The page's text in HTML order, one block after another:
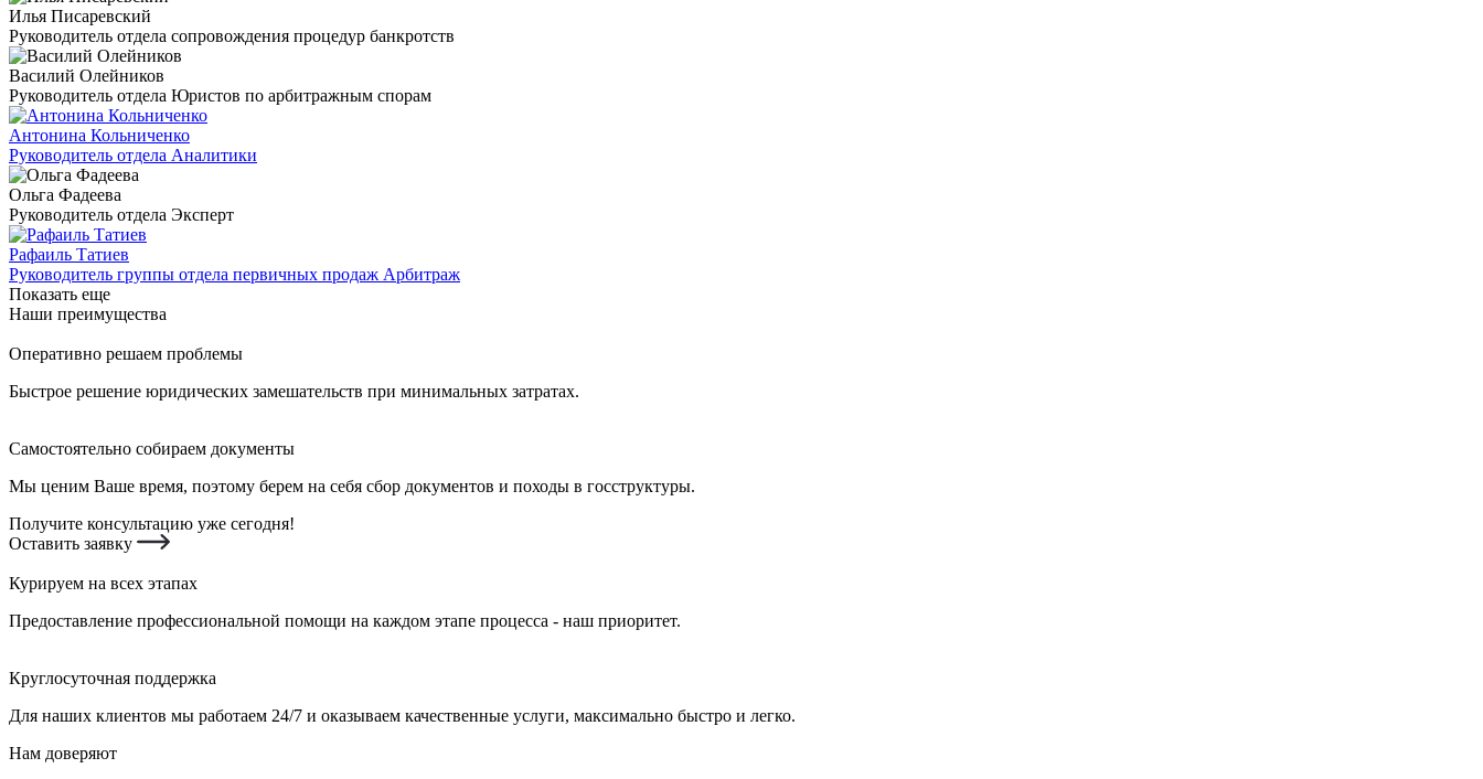
Илья Писаревский
Руководитель отдела сопровождения процедур банкротств
Василий Олейников
Руководитель отдела Юристов по арбитражным спорам
Антонина Кольниченко
Руководитель отдела Аналитики
Ольга Фадеева
Руководитель отдела Эксперт
Рафаиль Татиев
Руководитель группы отдела первичных продаж Арбитраж
Показать еще
Наши преимущества
Оперативно решаем проблемы
Быстрое решение юридических замешательств при минимальных затратах.
Самостоятельно собираем документы
Мы ценим Ваше время, поэтому берем на себя сбор документов и походы в госструктуры.
Получите консультацию уже сегодня!
Оставить заявку
Курируем на всех этапах
Предоставление профессиональной помощи на каждом этапе процесса - наш приоритет.
Круглосуточная поддержка
Для наших клиентов мы работаем 24/7 и оказываем качественные услуги, максимально быстро и легко.
Нам доверяют